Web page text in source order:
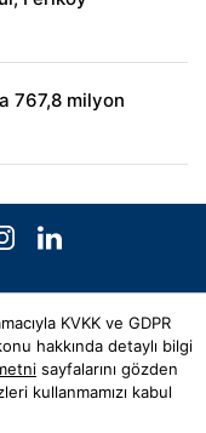
767,8 milyon
Saklıdır.
KVKK ve GDPR
hakkında detaylı bilgi
sayfalarını gözden
kullanmamızı kabul